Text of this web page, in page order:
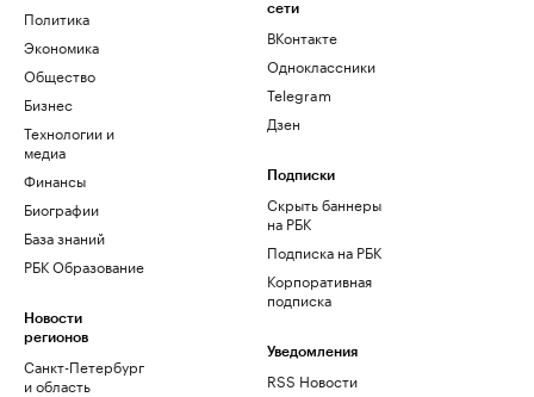
Политика
Экономика
Общество
Бизнес
Технологии и
медиа
Финансы
Биографии
База знаний
РБК Образование
Новости
регионов
Санкт-Петербург
и область
сети
ВКонтакте
Одноклассники
Telegram
Дзен
Подписки
Скрыть баннеры
на РБК
Подписка на РБК
Корпоративная
подписка
Уведомления
RSS Новости